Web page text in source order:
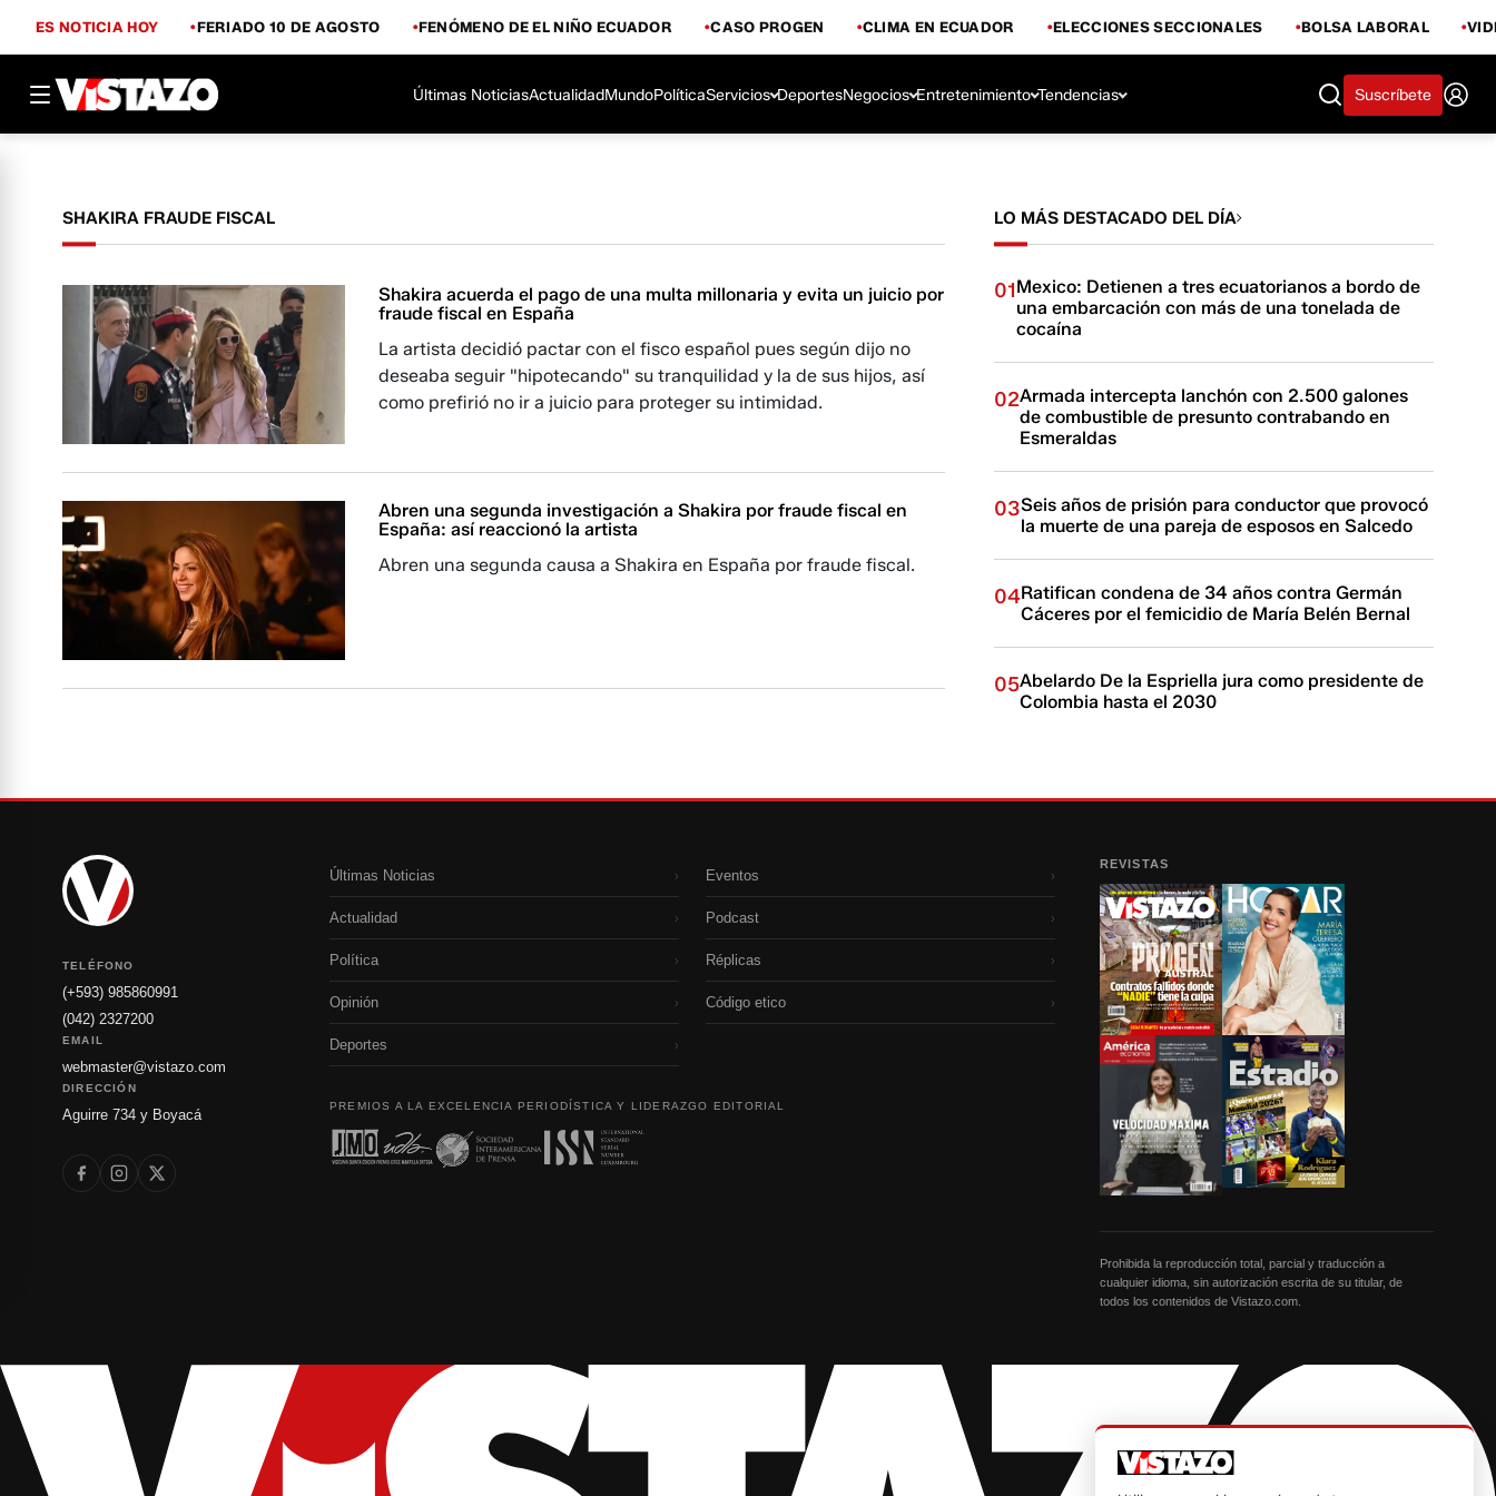
ES NOTICIA HOY FERIADO 10 DE AGOSTO FENÓMENO DE EL NIÑO ECUADOR CASO PROGEN CLIMA EN ECUADOR ELECCIONES SECCIONALES BOLSA LABORAL
Últimas NoticiasActualidadMundoPolíticaServicios DeportesNegocios Entretenimiento Tendencias Suscríbete
SHAKIRA FRAUDE FISCAL
Shakira acuerda el pago de una multa millonaria y evita un juicio por
fraude fiscal en España
La artista decidió pactar con el fisco español pues según dijo no
deseaba seguir "hipotecando" su tranquilidad y la de sus hijos, así
como prefirió no ir a juicio para proteger su intimidad.
Abren una segunda investigación a Shakira por fraude fiscal en
España: así reaccionó la artista
Abren una segunda causa a Shakira en España por fraude fiscal.
LO MÁS DESTACADO DEL DÍA
01Mexico: Detienen a tres ecuatorianos a bordo de
una embarcación con más de una tonelada de
cocaína
02Armada intercepta lanchón con 2.500 galones
de combustible de presunto contrabando en
Esmeraldas
03Seis años de prisión para conductor que provocó
la muerte de una pareja de esposos en Salcedo
04Ratifican condena de 34 años contra Germán
Cáceres por el femicidio de María Belén Bernal
05Abelardo De la Espriella jura como presidente de
Colombia hasta el 2030
TELÉFONO
(+593) 985860991
(042) 2327200
EMAIL
webmaster@vistazo.com
DIRECCIÓN
Aguirre 734 y Boyacá
Últimas Noticias ›
Actualidad ›
Política ›
Opinión ›
Deportes ›
Eventos ›
Podcast ›
Réplicas ›
Código etico ›
PREMIOS A LA EXCELENCIA PERIODÍSTICA Y LIDERAZGO EDITORIAL
REVISTAS
Prohibida la reproducción total, parcial y traducción a
cualquier idioma, sin autorización escrita de su titular, de
todos los contenidos de Vistazo.com.